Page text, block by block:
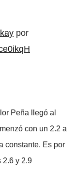
por
Peña llegó al
con un 2.2 a
constante. Es por
2.6 y 2.9